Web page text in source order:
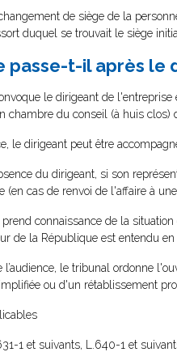
de siège de la
duquel se trouvait le siège
passe-t-il après le
le dirigeant de
chambre du conseil (à huis clos)
le dirigeant peut être
du dirigeant, si son
(en cas de renvoi de l'affaire à
prend connaissance de la
de la République est entendu en
l’audience, le tribunal ordonne
ou d'un rétablissement
1 et suivants, L.640-1 et